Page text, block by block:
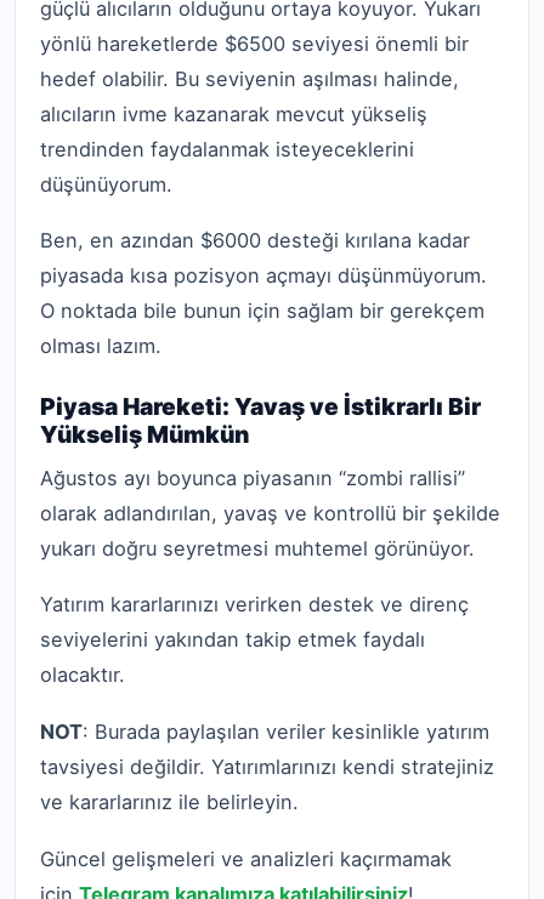
güçlü alıcıların olduğunu ortaya koyuyor. Yukarı
yönlü hareketlerde $6500 seviyesi önemli bir
hedef olabilir. Bu seviyenin aşılması halinde,
alıcıların ivme kazanarak mevcut yükseliş
trendinden faydalanmak isteyeceklerini
düşünüyorum.
Ben, en azından $6000 desteği kırılana kadar
piyasada kısa pozisyon açmayı düşünmüyorum.
O noktada bile bunun için sağlam bir gerekçem
olması lazım.
Piyasa Hareketi: Yavaş ve İstikrarlı Bir
Yükseliş Mümkün
Ağustos ayı boyunca piyasanın “zombi rallisi”
olarak adlandırılan, yavaş ve kontrollü bir şekilde
yukarı doğru seyretmesi muhtemel görünüyor.
Yatırım kararlarınızı verirken destek ve direnç
seviyelerini yakından takip etmek faydalı
olacaktır.
NOT: Burada paylaşılan veriler kesinlikle yatırım
tavsiyesi değildir. Yatırımlarınızı kendi stratejiniz
ve kararlarınız ile belirleyin.
Güncel gelişmeleri ve analizleri kaçırmamak
için Telegram kanalımıza katılabilirsiniz!